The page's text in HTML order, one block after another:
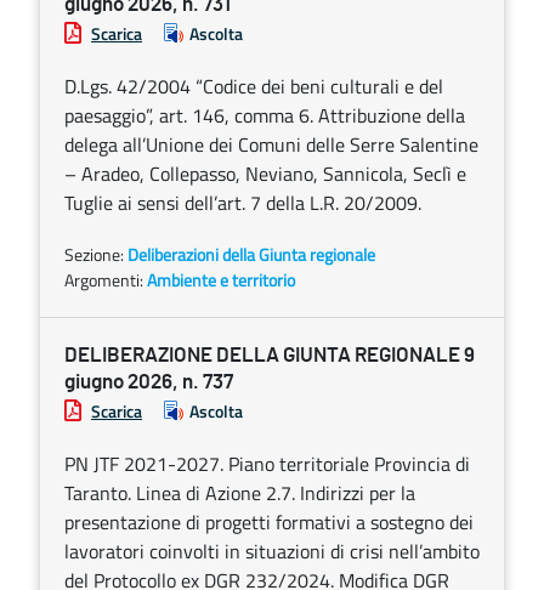
giugno 2026, n. 731
Scarica Ascolta
D.Lgs. 42/2004 “Codice dei beni culturali e del
paesaggio”, art. 146, comma 6. Attribuzione della
delega all’Unione dei Comuni delle Serre Salentine
– Aradeo, Collepasso, Neviano, Sannicola, Seclì e
Tuglie ai sensi dell’art. 7 della L.R. 20/2009.
Sezione: Deliberazioni della Giunta regionale
Argomenti:Ambiente e territorio
DELIBERAZIONE DELLA GIUNTA REGIONALE 9
giugno 2026, n. 737
Scarica Ascolta
PN JTF 2021-2027. Piano territoriale Provincia di
Taranto. Linea di Azione 2.7. Indirizzi per la
presentazione di progetti formativi a sostegno dei
lavoratori coinvolti in situazioni di crisi nell’ambito
del Protocollo ex DGR 232/2024. Modifica DGR